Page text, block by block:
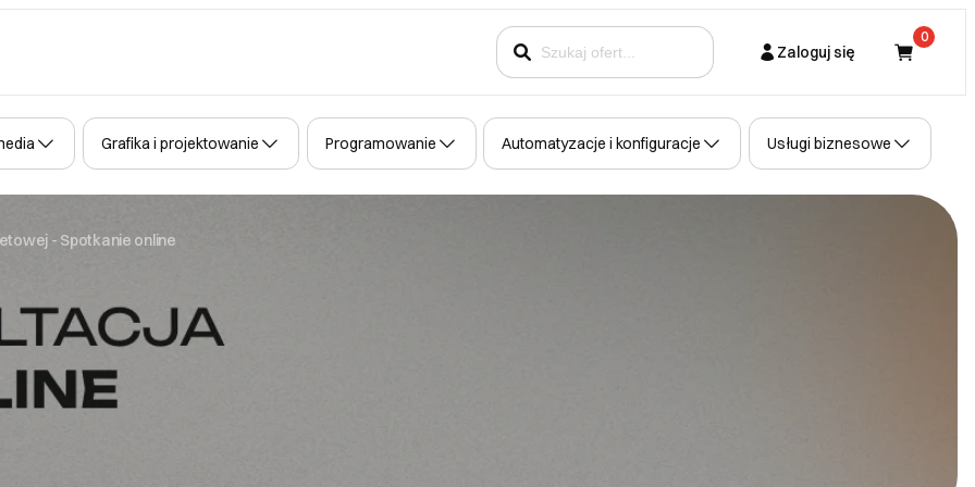
Zaloguj się
Kupujący
0
Grafika i projektowanie Programowanie Automatyzacje i konfiguracje Usługi biznesowe
- Spotkanie online